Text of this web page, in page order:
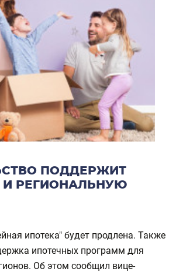
ПОДДЕРЖИТ
РЕГИОНАЛЬНУЮ
ипотека" будет продлена. Также
ипотечных программ для
Об этом сообщил вице-